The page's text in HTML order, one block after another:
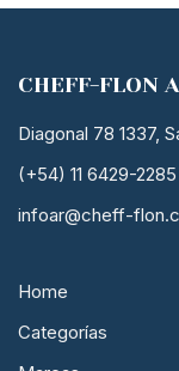
CHEFF-FLON
Diagonal 78 1337,
(+54) 11 6429-2285
infoar@cheff-
Home
Categorías